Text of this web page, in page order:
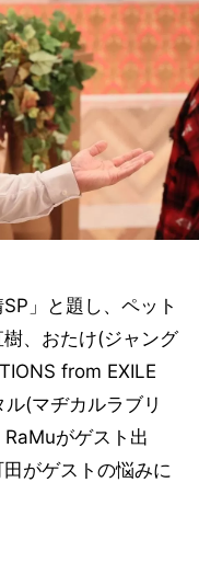
」と題し、ペット
、おたけ(ジャング
from EXILE
(マヂカルラブリ
がゲスト出
がゲストの悩みに